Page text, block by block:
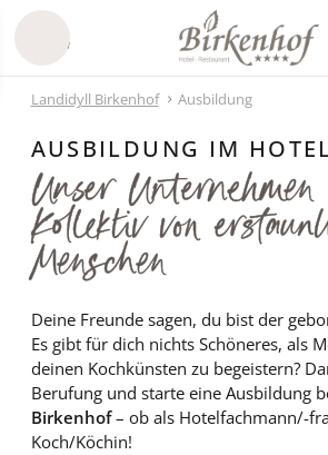
Landidyll Birkenhof Ausbildung
AUSBILDUNG IM
Unser
Kollektiv von
Menschen
Deine Freunde sagen, du bist der
Es gibt für dich nichts Schöneres, als
deinen Kochkünsten zu begeistern?
Berufung und starte eine Ausbildung
Birkenhof– ob als Hotelfachmann/-
Koch/Köchin!